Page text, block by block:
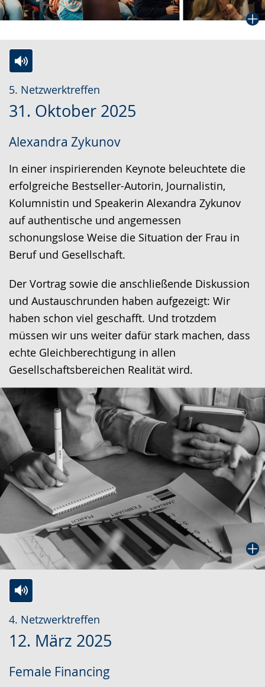
5. Netzwerktreffen
31. Oktober 2025
Alexandra Zykunov
In einer inspirierenden Keynote beleuchtete die
erfolgreiche Bestseller-Autorin, Journalistin,
Kolumnistin und Speakerin Alexandra Zykunov
auf authentische und angemessen
schonungslose Weise die Situation der Frau in
Beruf und Gesellschaft.
Der Vortrag sowie die anschließende Diskussion
und Austauschrunden haben aufgezeigt: Wir
haben schon viel geschafft. Und trotzdem
müssen wir uns weiter dafür stark machen, dass
echte Gleichberechtigung in allen
Gesellschaftsbereichen Realität wird.
Leichten
Sprache
Audio-
Unterstützung.
Video
in
Gebärdensprache
wird
angezeigt.
4. Netzwerktreffen
12. März 2025
Female Financing
Leichten
Sprache
Audio-
Unterstützung.
Video
in
Gebärdensprache